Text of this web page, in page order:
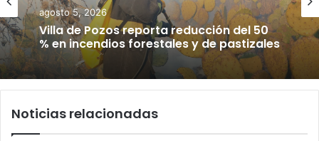
agosto 5, 2026
Villa de Pozos reporta reducción del 50
% en incendios forestales y de pastizales
Noticias relacionadas